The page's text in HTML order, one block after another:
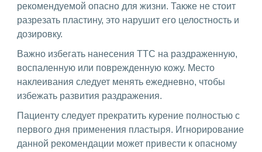
рекомендуемой опасно для жизни. Также не стоит
разрезать пластину, это нарушит его целостность и
дозировку.
Важно избегать нанесения ТТС на раздраженную,
воспаленную или поврежденную кожу. Место
наклеивания следует менять ежедневно, чтобы
избежать развития раздражения.
Пациенту следует прекратить курение полностью с
первого дня применения пластыря. Игнорирование
данной рекомендации может привести к опасному